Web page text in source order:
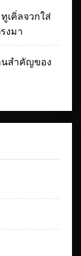
เคิ่ลจวกใส่
งมา
นสำคัญของ